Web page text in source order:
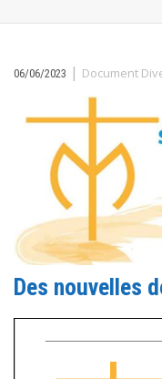
06/06/2023 | Document
Des nouvelles